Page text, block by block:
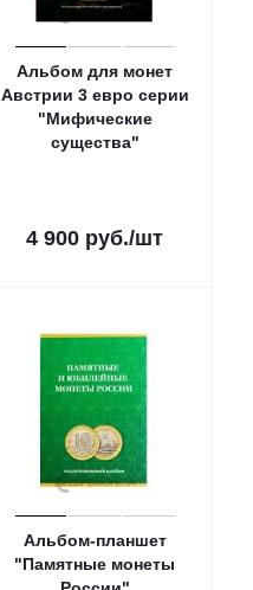
Альбом для монет
Австрии 3 евро серии
"Мифические
существа"
4 900 руб./шт
Альбом-планшет
"Памятные монеты